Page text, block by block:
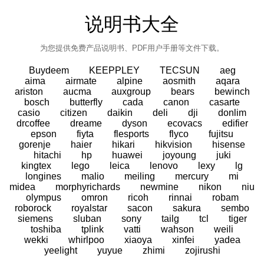
说明书大全
为您提供免费产品说明书、PDF用户手册等文件下载。
Buydeem KEEPPLEY TECSUN
aeg
aima
airmate alpine aosmith
aqara
ariston
aucma auxgroup bears
bewinch
bosch
butterfly cada canon
casarte
casio
citizen daikin deli dji
donlim
drcoffee
dreame dyson ecovacs
edifier
epson
fiyta flesports flyco
fujitsu
gorenje
haier hikari hikvision
hisense
hitachi
hp huawei joyoung
juki
kingtex
lego leica lenovo lexy
lg
longines
malio meiling mercury
mi
midea
morphyrichards newmine nikon
niu
olympus
omron ricoh rinnai
robam
roborock
royalstar sacon sakura
sembo
siemens
sluban sony tailg tcl
tiger
toshiba
tplink vatti wahson
weili
wekki
whirlpoo xiaoya xinfei
yadea
yeelight
yuyue zhimi zojirushi